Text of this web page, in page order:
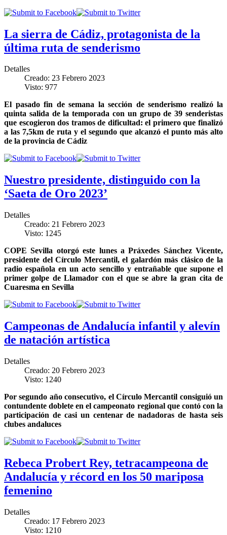
La sierra de Cádiz, protagonista de la
última ruta de senderismo
Detalles
Creado: 23 Febrero 2023
Visto: 977
El pasado fin de semana la sección de senderismo realizó la
quinta salida de la temporada con un grupo de 39 senderistas
que escogieron dos tramos de dificultad: el primero que finalizó
a las 7,5km de ruta y el segundo que alcanzó el punto más alto
de la provincia de Cádiz
Nuestro presidente, distinguido con la
‘Saeta de Oro 2023’
Detalles
Creado: 21 Febrero 2023
Visto: 1245
COPE Sevilla otorgó este lunes a Práxedes Sánchez Vicente,
presidente del Círculo Mercantil, el galardón más clásico de la
radio española en un acto sencillo y entrañable que supone el
primer golpe de Llamador con el que se abre la gran cita de
Cuaresma en Sevilla
Campeonas de Andalucía infantil y alevín
de natación artística
Detalles
Creado: 20 Febrero 2023
Visto: 1240
Por segundo año consecutivo, el Círculo Mercantil consiguió un
contundente doblete en el campeonato regional que contó con la
participación de casi un centenar de nadadoras de hasta seis
clubes andaluces
Rebeca Probert Rey, tetracampeona de
Andalucía y récord en los 50 mariposa
femenino
Detalles
Creado: 17 Febrero 2023
Visto: 1210